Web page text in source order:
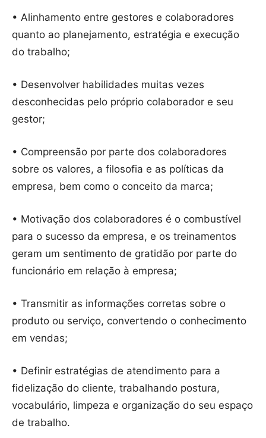
• Alinhamento entre gestores e colaboradores
quanto ao planejamento, estratégia e execução
do trabalho;
• Desenvolver habilidades muitas vezes
desconhecidas pelo próprio colaborador e seu
gestor;
• Compreensão por parte dos colaboradores
sobre os valores, a filosofia e as políticas da
empresa, bem como o conceito da marca;
• Motivação dos colaboradores é o combustível
para o sucesso da empresa, e os treinamentos
geram um sentimento de gratidão por parte do
funcionário em relação à empresa;
• Transmitir as informações corretas sobre o
produto ou serviço, convertendo o conhecimento
em vendas;
• Definir estratégias de atendimento para a
fidelização do cliente, trabalhando postura,
vocabulário, limpeza e organização do seu espaço
de trabalho.